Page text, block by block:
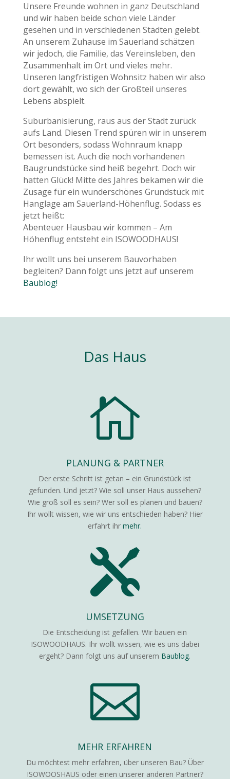
Unsere Freunde wohnen in ganz Deutschland
und wir haben beide schon viele Länder
gesehen und in verschiedenen Städten gelebt.
An unserem Zuhause im Sauerland schätzen
wir jedoch, die Familie, das Vereinsleben, den
Zusammenhalt im Ort und vieles mehr.
Unseren langfristigen Wohnsitz haben wir also
dort gewählt, wo sich der Großteil unseres
Lebens abspielt.
Suburbanisierung, raus aus der Stadt zurück
aufs Land. Diesen Trend spüren wir in unserem
Ort besonders, sodass Wohnraum knapp
bemessen ist. Auch die noch vorhandenen
Baugrundstücke sind heiß begehrt. Doch wir
hatten Glück! Mitte des Jahres bekamen wir die
Zusage für ein wunderschönes Grundstück mit
Hanglage am Sauerland-Höhenflug. Sodass es
jetzt heißt:
Abenteuer Hausbau wir kommen – Am
Höhenflug entsteht ein ISOWOODHAUS!
Ihr wollt uns bei unserem Bauvorhaben
begleiten? Dann folgt uns jetzt auf unserem
Baublog!
Das Haus

PLANUNG & PARTNER
Der erste Schritt ist getan – ein Grundstück ist
gefunden. Und jetzt? Wie soll unser Haus aussehen?
Wie groß soll es sein? Wer soll es planen und bauen?
Ihr wollt wissen, wie wir uns entschieden haben? Hier
erfahrt ihrmehr.

UMSETZUNG
Die Entscheidung ist gefallen. Wir bauen ein
ISOWOODHAUS. Ihr wollt wissen, wie es uns dabei
ergeht? Dann folgt uns auf unserem Baublog.

MEHR ERFAHREN
Du möchtest mehr erfahren, über unseren Bau? Über
ISOWOOSHAUS oder einen unserer anderen Partner?